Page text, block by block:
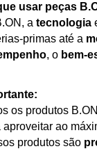
usar peças
, a tecnologia
primas até a
, o bem-
os produtos B.ON
aproveitar ao
produtos são